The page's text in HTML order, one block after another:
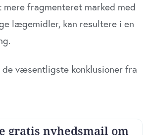
mere fragmenteret marked med
lægemidler, kan resultere i en
de væsentligste konklusioner fra